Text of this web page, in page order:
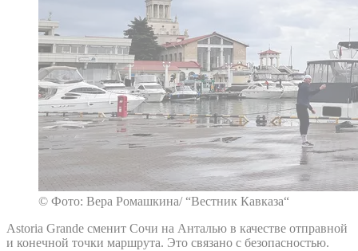
© Фото: Вера Ромашкина/ “Вестник Кавказа“
Astoria Grande сменит Сочи на Анталью в качестве отправной
и конечной точки маршрута. Это связано с безопасностью.